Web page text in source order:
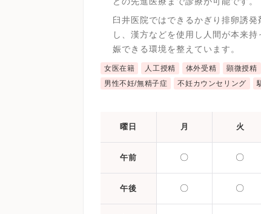
臼井医院ではできるかぎり排卵誘
し、漢方などを使用し人間が本来
娠できる環境を整えています。
女医在籍 人工授精 体外受精 顕微授精
男性不妊/無精子症
不妊カウンセリング
曜日 月 火
午前 〇 〇
午後 〇 〇